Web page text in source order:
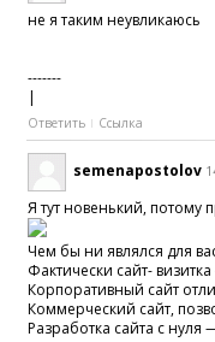
не я таким неувликаюсь
-------
|
Ответить Ссылка
semenapostolov
Я тут новенький, потому
Чем бы ни являлся для
Фактически сайт-
Корпоративный сайт
Коммерческий сайт,
Разработка сайта с